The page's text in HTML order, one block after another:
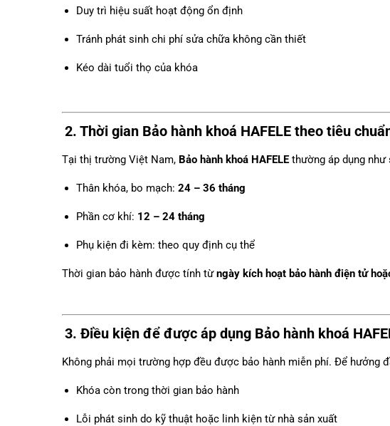
Duy trì hiệu suất hoạt động ổn định
Tránh phát sinh chi phí sửa chữa không cần thiết
Kéo dài tuổi thọ của khóa
2. Thời gian Bảo hành khoá HAFELE theo tiêu
Tại thị trường Việt Nam, Bảo hành khoá HAFELEthường áp dụng như
Thân khóa, bo mạch: 24 – 36 tháng
Phần cơ khí: 12 – 24 tháng
Phụ kiện đi kèm: theo quy định cụ thể
Thời gian bảo hành được tính từngày kích hoạt bảo hành điện tử
3. Điều kiện để được áp dụng Bảo hành khoá
Không phải mọi trường hợp đều được bảo hành miễn phí. Để hưởng
Khóa còn trong thời gian bảo hành
Lỗi phát sinh do kỹ thuật hoặc linh kiện từ nhà sản xuất